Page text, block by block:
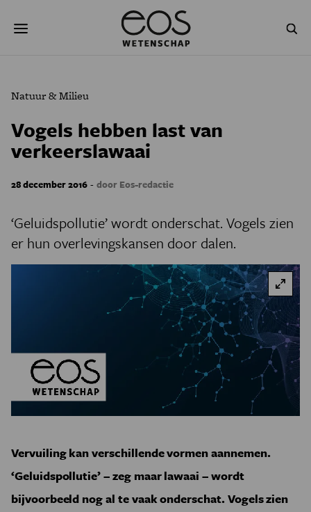
naar
NATUURWETENSCHAPPEN
PSYCHE & BREIN
PODCAST
JONGE UITDAGERS
Natuur & Milieu
Vogels hebben last van
verkeerslawaai
28 december 2016 - door Eos-redactie
‘Geluidspollutie’ wordt onderschat. Vogels zien
er hun overlevingskansen door dalen.
Vervuiling kan verschillende vormen aannemen.
‘Geluidspollutie’ – zeg maar lawaai – wordt
bijvoorbeeld nog al te vaak onderschat. Vogels zien